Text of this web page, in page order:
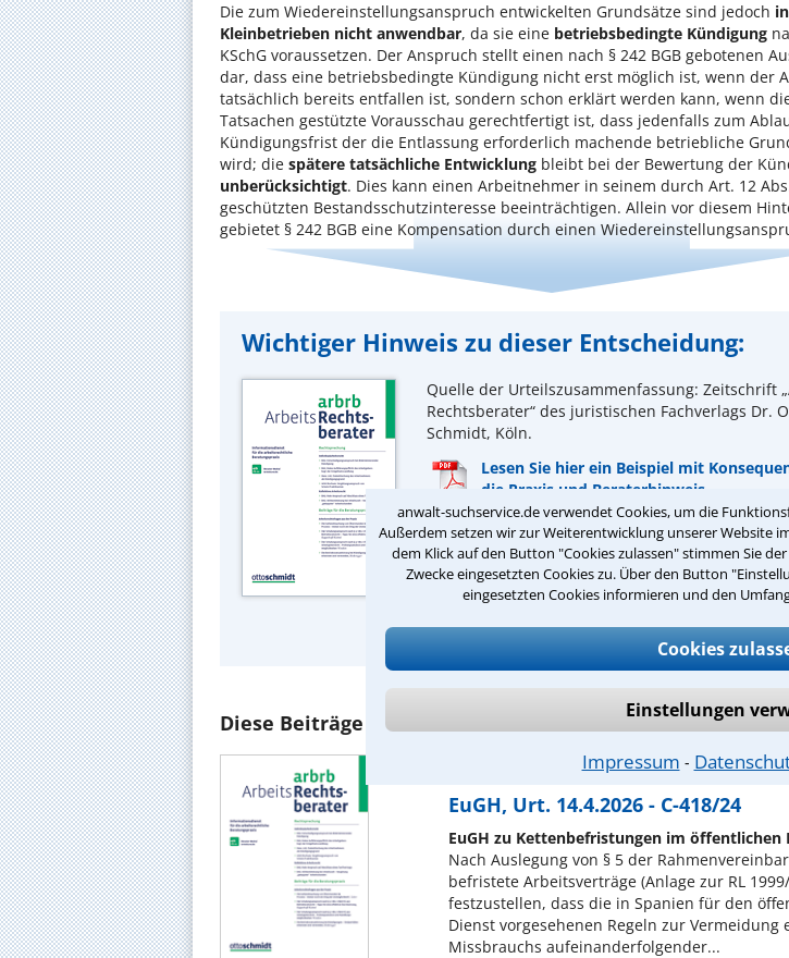
anwalt-suchservice.de verwendet Cookies, um die
Außerdem setzen wir zur Weiterentwicklung unserer Website
dem Klick auf den Button "Cookies zulassen" stimmen Sie
Zwecke eingesetzten Cookies zu. Über den Button
eingesetzten Cookies informieren und den
Cookies
Einstellungen
Impressum ⁃
Die zum Wiedereinstellungsanspruch entwickelten Grundsätze sind jedoch
Kleinbetrieben nicht anwendbar, da sie eine betriebsbedingte Kündigung
KSchG voraussetzen. Der Anspruch stellt einen nach § 242 BGB gebotenen
dar, dass eine betriebsbedingte Kündigung nicht erst möglich ist, wenn der
tatsächlich bereits entfallen ist, sondern schon erklärt werden kann, wenn
Tatsachen gestützte Vorausschau gerechtfertigt ist, dass jedenfalls zum
Kündigungsfrist der die Entlassung erforderlich machende betriebliche
wird; die spätere tatsächliche Entwicklung bleibt bei der Bewertung der
unberücksichtigt. Dies kann einen Arbeitnehmer in seinem durch Art. 12
geschützten Bestandsschutzinteresse beeinträchtigen. Allein vor diesem
gebietet § 242 BGB eine Kompensation durch einen
Wichtiger Hinweis zu dieser Entscheidung:
Quelle der Urteilszusammenfassung: Zeitschrift
Rechtsberater“ des juristischen Fachverlags Dr.
Schmidt, Köln.
Lesen Sie hier ein Beispiel mit
die Praxis und Beraterhinweis
Wichtiger Hinweis:Als Teilnehmer des Anwalt-
lesen Sie zusätzlich die Konsequenzen für Ihre
Arbeit und weitergehende Beraterhinweise des
Ausführliche Infos unter: 0221-
Diese Beiträge könnten Sie auch interessieren:
Autor: RAin FAinArbR Dr. Jessica Jacobi,
Aus: Arbeits-Rechtsberater, Heft 06/2026
EuGH, Urt. 14.4.2026 - C-418/24
EuGH zu Kettenbefristungen im öffentlichen
Nach Auslegung von § 5 der
befristete Arbeitsverträge (Anlage zur RL
festzustellen, dass die in Spanien für den
Dienst vorgesehenen Regeln zur Vermeidung
Missbrauchs aufeinanderfolgender...